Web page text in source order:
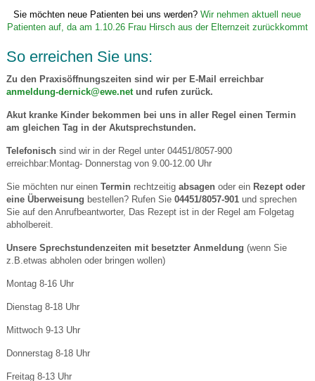
Sie möchten neue Patienten bei uns werden?Wir nehmen aktuell neue
Patienten auf, da am 1.10.26 Frau Hirsch aus der Elternzeit zurückkommt
So erreichen Sie uns:
Zu den Praxisöffnungszeiten sind wir per E-Mail erreichbar
anmeldung-dernick@ewe.netund rufen zurück.
Akut kranke Kinder bekommen bei uns in aller Regel einen Termin
am gleichen Tag in der Akutsprechstunden.
Telefonischsind wir in der Regel unter 04451/8057-900
erreichbar:Montag- Donnerstag von 9.00-12.00 Uhr
Sie möchten nur einen Terminrechtzeitigabsagenoder einRezept oder
eine Überweisung bestellen? Rufen Sie 04451/8057-901und sprechen
Sie auf den Anrufbeantworter, Das Rezept ist in der Regel am Folgetag
abholbereit.
Unsere Sprechstundenzeiten mit besetzter Anmeldung (wenn Sie
z.B.etwas abholen oder bringen wollen)
Montag 8-16 Uhr
Dienstag 8-18 Uhr
Mittwoch 9-13 Uhr
Donnerstag 8-18 Uhr
Freitag 8-13 Uhr